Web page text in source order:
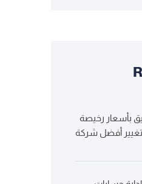
بأسعار رخيصة
أفضل شركة